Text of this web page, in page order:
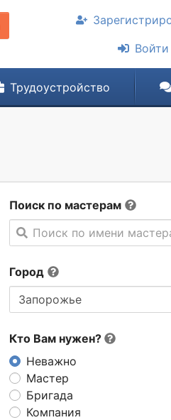
Войти
Трудоустройство
Поиск по мастерам
Поиск по имени
Город
Запорожье
Кто Вам нужен?
Неважно
Мастер
Бригада
Компания